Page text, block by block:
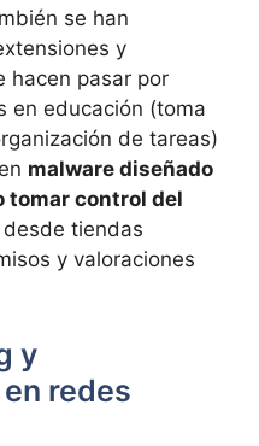
se han
y
hacen pasar por
en educación (toma
de tareas)
malware diseñado
tomar control del
tiendas
y valoraciones
y
redes